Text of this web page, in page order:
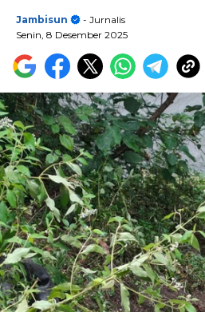
Jambisun
- Jurnalis
Senin, 8 Desember 2025